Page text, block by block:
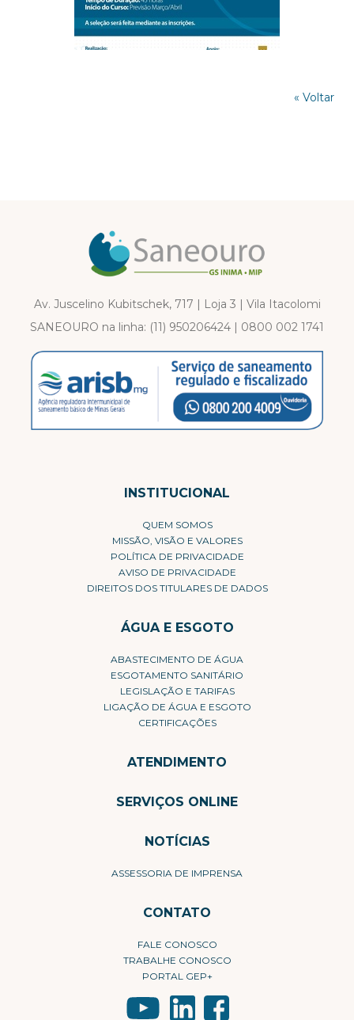
« Voltar
Av. Juscelino Kubitschek, 717 | Loja 3 | Vila Itacolomi
SANEOURO na linha: (11) 950206424 | 0800 002 1741
INSTITUCIONAL
QUEM SOMOS
MISSÃO, VISÃO E VALORES
POLÍTICA DE PRIVACIDADE
AVISO DE PRIVACIDADE
DIREITOS DOS TITULARES DE DADOS
ÁGUA E ESGOTO
ABASTECIMENTO DE ÁGUA
ESGOTAMENTO SANITÁRIO
LEGISLAÇÃO E TARIFAS
LIGAÇÃO DE ÁGUA E ESGOTO
CERTIFICAÇÕES
ATENDIMENTO
SERVIÇOS ONLINE
NOTÍCIAS
ASSESSORIA DE IMPRENSA
CONTATO
FALE CONOSCO
TRABALHE CONOSCO
PORTAL GEP+